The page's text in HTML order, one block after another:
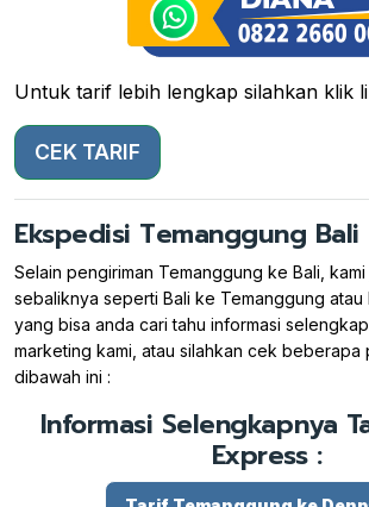
Untuk tarif lebih lengkap silahkan klik
CEK TARIF
Ekspedisi Temanggung Bali
Selain pengiriman Temanggung ke Bali,
sebaliknya seperti Bali ke Temanggung atau
yang bisa anda cari tahu informasi
marketing kami, atau silahkan cek beberapa
dibawah ini :
Informasi Selengkapnya
Express :